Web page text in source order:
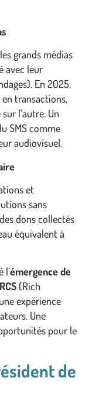
grands médias
avec leur
En 2025,
en transactions,
l’autre. Un
SMS comme
audiovisuel.
et
sans
dons collectés
équivalent à
l’émergence de
(Rich
expérience
Une
pour le
de